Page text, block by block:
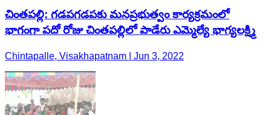
చింతపల్లి: గడపగడపకు మనప్రభుత్వం కార్యక్రమంలో
భాగంగా పదో రోజు చింతపల్లిలో పాడేరు ఎమ్మెల్యే భాగ్యలక్ష్మి
Chintapalle, Visakhapatnam | Jun 3, 2022